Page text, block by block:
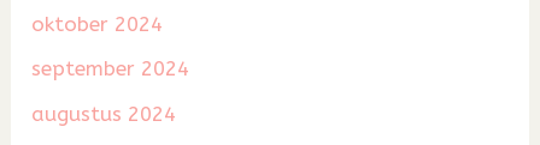
oktober 2024
september 2024
augustus 2024